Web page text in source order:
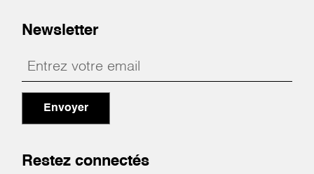
Newsletter
Envoyer
Restez connectés